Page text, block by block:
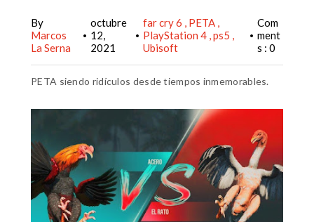
By
Marcos
La Serna
•
octubre
12,
2021
•
far cry 6
PETA
PlayStation 4 ps5
Ubisoft
•
Com
ment
s : 0
PETA siendo ridículos desde tiempos inmemorables.